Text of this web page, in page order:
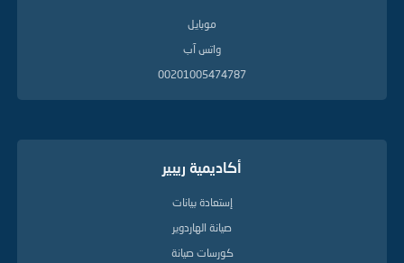
موبايل
واتس آب
00201005474787
أكاديمية ريبير
إستعادة بيانات
صيانة الهاردوير
كورسات صيانة